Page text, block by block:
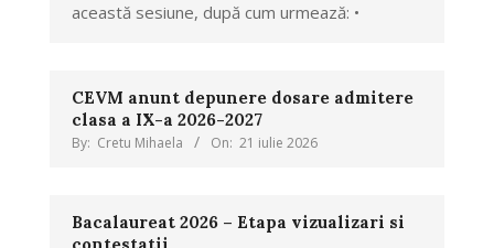
această sesiune, după cum urmează: •
CEVM anunt depunere dosare admitere
clasa a IX-a 2026-2027
By: Cretu Mihaela On: 21 iulie 2026
Bacalaureat 2026 – Etapa vizualizari si